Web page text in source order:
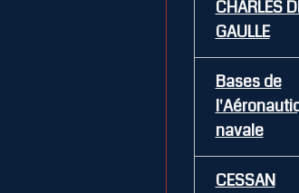
CHARLES
GAULLE
Bases de
navale
CESSAN